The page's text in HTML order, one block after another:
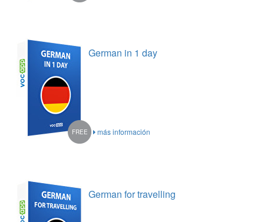
German in 1 day
más información
FREE
German for travelling